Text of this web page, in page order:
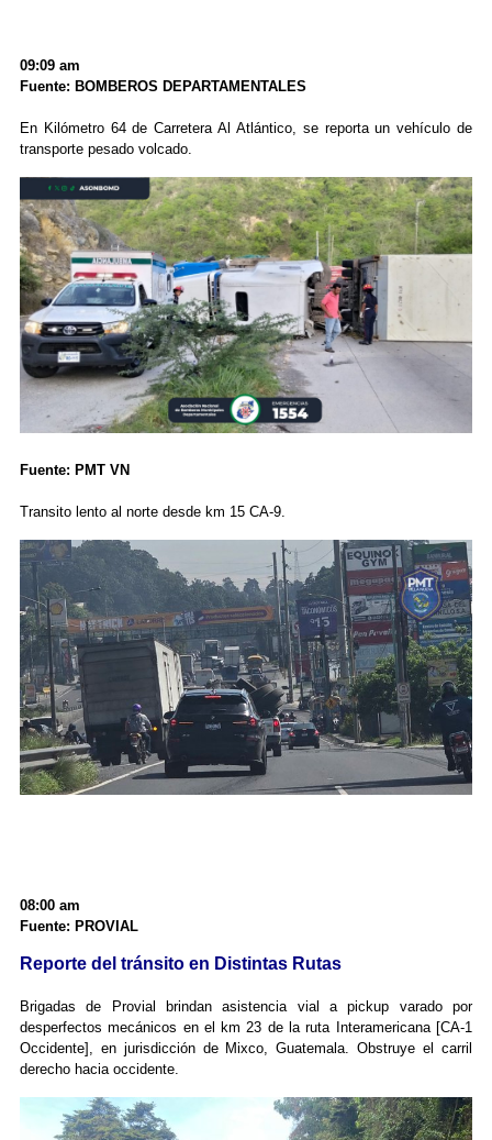
09:09 am
Fuente: BOMBEROS DEPARTAMENTALES
En Kilómetro 64 de Carretera Al Atlántico, se reporta un vehículo de
transporte pesado volcado.
Fuente: PMT VN
Transito lento al norte desde km 15 CA-9.
08:00 am
Fuente: PROVIAL
Reporte del tránsito en Distintas Rutas
Brigadas de Provial brindan asistencia vial a pickup varado por
desperfectos mecánicos en el km 23 de la ruta Interamericana [CA-1
Occidente], en jurisdicción de Mixco, Guatemala. Obstruye el carril
derecho hacia occidente.